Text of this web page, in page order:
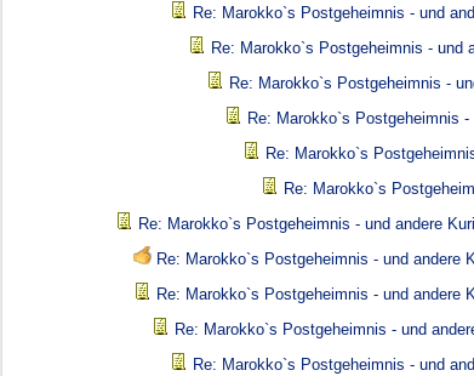
Re: Marokko`s Postgeheimnis - und
Re: Marokko`s Postgeheimnis - und
Re: Marokko`s Postgeheimnis -
Re: Marokko`s Postgeheimnis
Re: Marokko`s
Re: Marokko`s
Re: Marokko`s Postgeheimnis - und andere
Re: Marokko`s Postgeheimnis - und andere
Re: Marokko`s Postgeheimnis - und andere
Re: Marokko`s Postgeheimnis - und
Re: Marokko`s Postgeheimnis - und